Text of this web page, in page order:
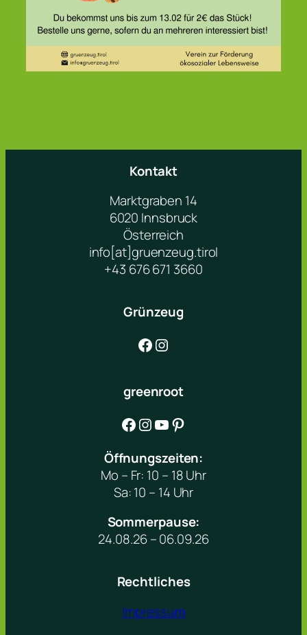
Kontakt
Marktgraben 14
6020 Innsbruck
Österreich
info[at]gruenzeug.tirol
+43 676 671 3660
Grünzeug
Facebook Instagram
greenroot
Facebook Instagram YouTube Pinterest
Öffnungszeiten:
Mo – Fr: 10 – 18 Uhr
Sa: 10 – 14 Uhr
Sommerpause:
24.08.26 – 06.09.26
Rechtliches
Impressum